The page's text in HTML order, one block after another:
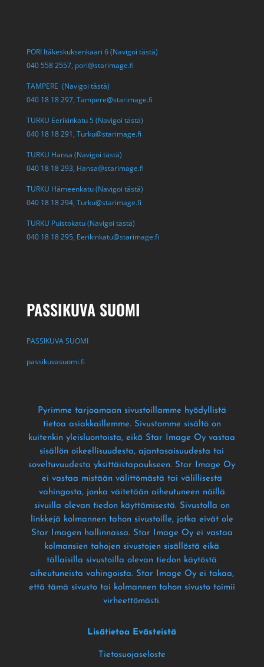
PORI Itäkeskuksenkaari 6 (Navigoi tästä)
040 558 2557, pori@starimage.fi
TAMPERE (Navigoi tästä)
040 18 18 297, Tampere@starimage.fi
TURKU Eerikinkatu 5 (Navigoi tästä)
040 18 18 291, Turku@starimage.fi
TURKU Hansa (Navigoi tästä)
040 18 18 293, Hansa@starimage.fi
TURKU Hämeenkatu (Navigoi tästä)
040 18 18 294, Turku@starimage.fi
TURKU Puistokatu (Navigoi tästä)
040 18 18 295, Eerikinkatu@starimage.fi
PASSIKUVA SUOMI
PASSIKUVA SUOMI
passikuvasuomi.fi
Pyrimme tarjoamaan sivustoillamme hyödyllistä
tietoa asiakkaillemme. Sivustomme sisältö on
kuitenkin yleisluontoista, eikä Star Image Oy vastaa
sisällön oikeellisuudesta, ajantasaisuudesta tai
soveltuvuudesta yksittäistapaukseen. Star Image Oy
ei vastaa mistään välittömästä tai välillisestä
vahingosta, jonka väitetään aiheutuneen näillä
sivuilla olevan tiedon käyttämisestä. Sivustolla on
linkkejä kolmannen tahon sivustoille, jotka eivät ole
Star Imagen hallinnassa. Star Image Oy ei vastaa
kolmansien tahojen sivustojen sisällöstä eikä
tällaisilla sivustoilla olevan tiedon käytöstä
aiheutuneista vahingoista. Star Image Oy ei takaa,
että tämä sivusto tai kolmannen tahon sivusto toimii
virheettömästi.
Lisätietoa Evästeistä
Tietosuojaseloste